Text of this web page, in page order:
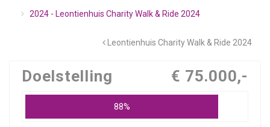
2024 - Leontienhuis Charity Walk & Ride 2024
Leontienhuis Charity Walk & Ride 2024
Doelstelling € 75.000,-
88%